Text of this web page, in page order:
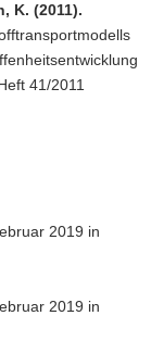
K. (2011).
41/2011
2019 in
2019 in